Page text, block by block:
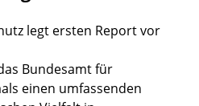
legt ersten Report vor
Bundesamt für
einen umfassenden